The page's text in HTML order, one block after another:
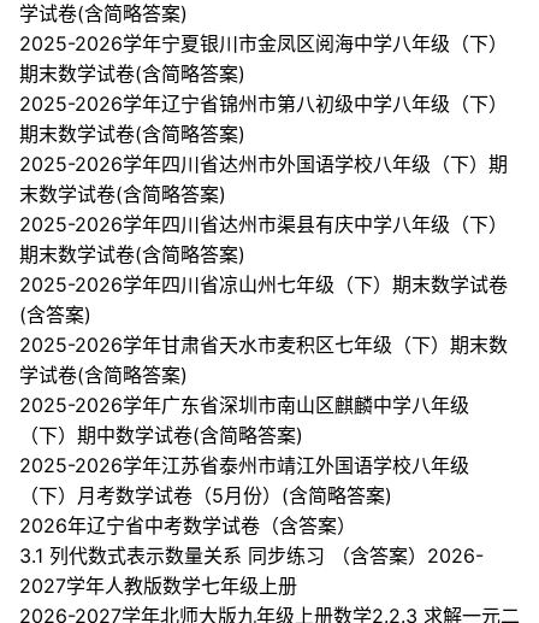
学试卷(含简略答案)
2025-2026学年宁夏银川市金凤区阅海中学八年级（下）
期末数学试卷(含简略答案)
2025-2026学年辽宁省锦州市第八初级中学八年级（下）
期末数学试卷(含简略答案)
2025-2026学年四川省达州市外国语学校八年级（下）期
末数学试卷(含简略答案)
2025-2026学年四川省达州市渠县有庆中学八年级（下）
期末数学试卷(含简略答案)
2025-2026学年四川省凉山州七年级（下）期末数学试卷
(含答案)
2025-2026学年甘肃省天水市麦积区七年级（下）期末数
学试卷(含简略答案)
2025-2026学年广东省深圳市南山区麒麟中学八年级
（下）期中数学试卷(含简略答案)
2025-2026学年江苏省泰州市靖江外国语学校八年级
（下）月考数学试卷（5月份）(含简略答案)
2026年辽宁省中考数学试卷（含答案）
3.1 列代数式表示数量关系 同步练习 （含答案）2026-
2027学年人教版数学七年级上册
2026-2027学年北师大版九年级上册数学2.2.3 求解一元二